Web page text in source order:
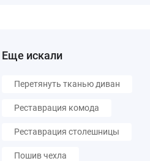
Еще искали
Перетянуть тканью диван
Реставрация комода
Реставрация столешницы
Пошив чехла